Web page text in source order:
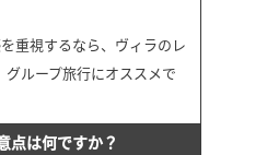
重視するなら、ヴィラのレ
グループ旅行にオススメで
点は何ですか？